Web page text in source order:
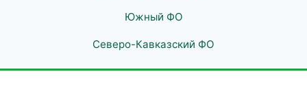
Южный ФО
Северо-Кавказский ФО